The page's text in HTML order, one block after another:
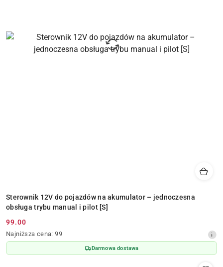
Sterownik 12V do pojazdów na akumulator – jednoczesna
obsługa trybu manual i pilot [S]
Cena
promocyjna:
99.00
Najniższa
cena
z
Najniższa cena: 99
Darmowa dostawa